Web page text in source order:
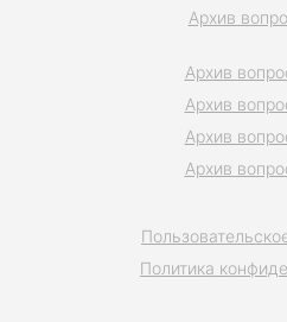
Политика
Архив
Архив
Архив
Архив
Архив